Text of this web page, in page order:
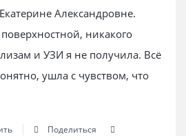
Александровне.
никакого
и УЗИ я не получила. Всё
ушла с чувством, что
Поделиться